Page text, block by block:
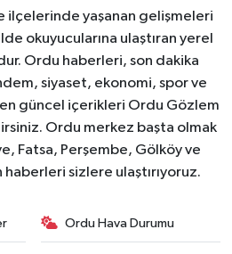
ilçelerinde yaşanan gelişmeleri
okuyucularına ulaştıran yerel
Ordu haberleri, son dakika
siyaset, ekonomi, spor ve
güncel içerikleri Ordu Gözlem
Ordu merkez başta olmak
Fatsa, Perşembe, Gölköy ve
sizlere ulaştırıyoruz.
Ordu Hava Durumu